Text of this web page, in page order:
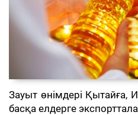
Зауыт өнімдері Қытайға,
басқа елдерге